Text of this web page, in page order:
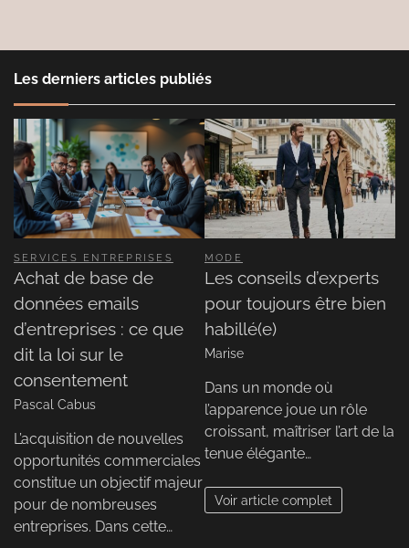
Les derniers articles publiés
SERVICES ENTREPRISES
Achat de base de
données emails
d’entreprises : ce que
dit la loi sur le
consentement
Pascal Cabus
L’acquisition de nouvelles
opportunités commerciales
constitue un objectif majeur
pour de nombreuses
entreprises. Dans cette…
MODE
Les conseils d’experts
pour toujours être bien
habillé(e)
Marise
Dans un monde où
l’apparence joue un rôle
croissant, maîtriser l’art de la
tenue élégante…
Voir article complet